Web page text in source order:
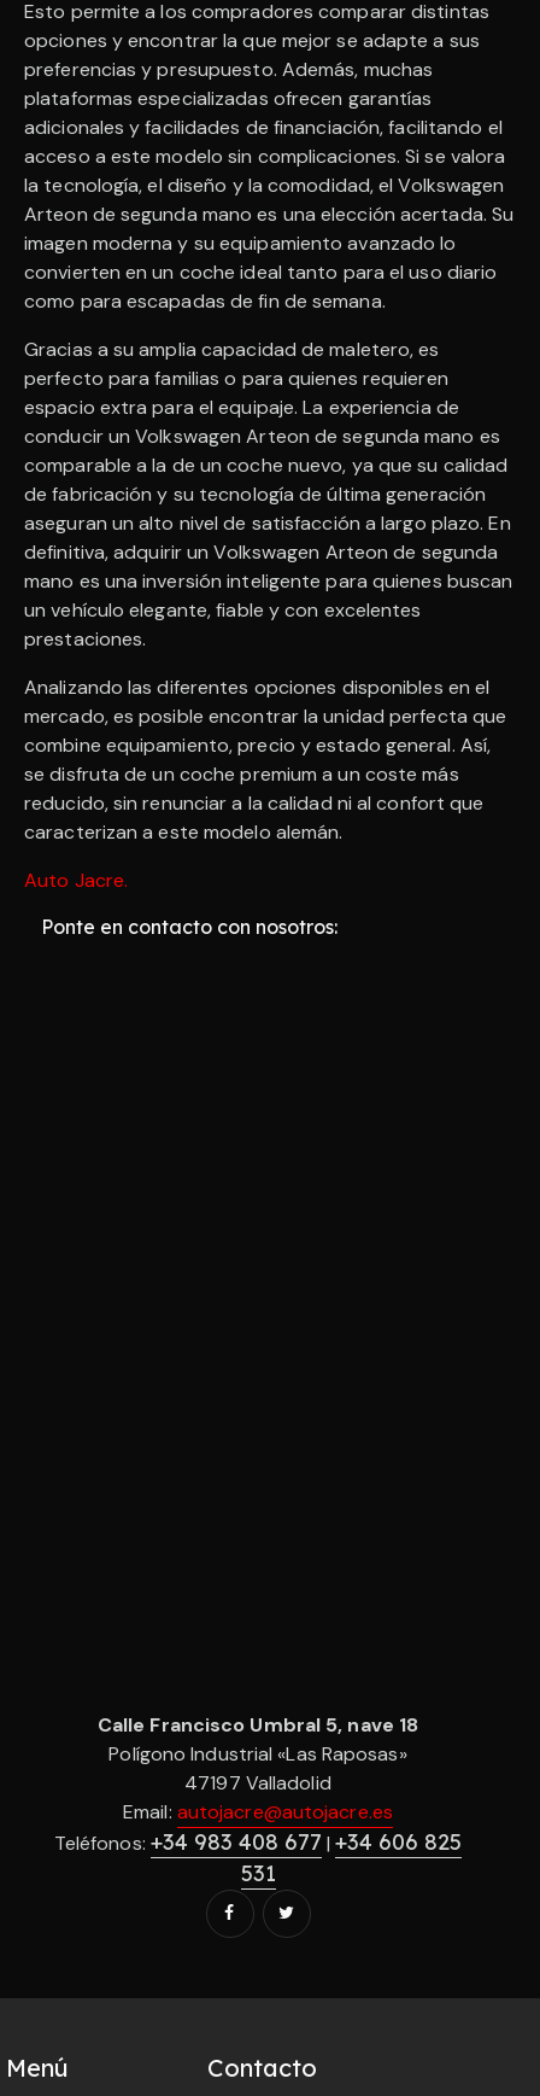
Esto permite a los compradores comparar distintas
opciones y encontrar la que mejor se adapte a sus
preferencias y presupuesto. Además, muchas
plataformas especializadas ofrecen garantías
adicionales y facilidades de financiación, facilitando el
acceso a este modelo sin complicaciones. Si se valora
la tecnología, el diseño y la comodidad, el Volkswagen
Arteon de segunda mano es una elección acertada. Su
imagen moderna y su equipamiento avanzado lo
convierten en un coche ideal tanto para el uso diario
como para escapadas de fin de semana.
Gracias a su amplia capacidad de maletero, es
perfecto para familias o para quienes requieren
espacio extra para el equipaje. La experiencia de
conducir un Volkswagen Arteon de segunda mano es
comparable a la de un coche nuevo, ya que su calidad
de fabricación y su tecnología de última generación
aseguran un alto nivel de satisfacción a largo plazo. En
definitiva, adquirir un Volkswagen Arteon de segunda
mano es una inversión inteligente para quienes buscan
un vehículo elegante, fiable y con excelentes
prestaciones.
Analizando las diferentes opciones disponibles en el
mercado, es posible encontrar la unidad perfecta que
combine equipamiento, precio y estado general. Así,
se disfruta de un coche premium a un coste más
reducido, sin renunciar a la calidad ni al confort que
caracterizan a este modelo alemán.
Auto Jacre.
Calle Francisco Umbral 5, nave 18
Polígono Industrial «Las Raposas»
47197 Valladolid
Email: autojacre@autojacre.es
Teléfonos: +34 983 408 677 |+34 606 825
531
Ponte en contacto con nosotros:
Menú Contacto